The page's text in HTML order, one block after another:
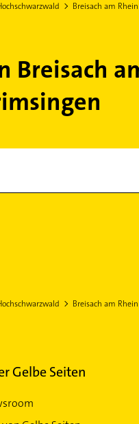
Breisach am Rhein
Breisach
Breisach am Rhein
Gelbe Seiten